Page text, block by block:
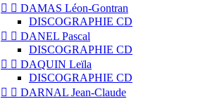
  DAMAS Léon-Gontran
DISCOGRAPHIE CD
  DANEL Pascal
DISCOGRAPHIE CD
  DAQUIN Leïla
DISCOGRAPHIE CD
  DARNAL Jean-Claude